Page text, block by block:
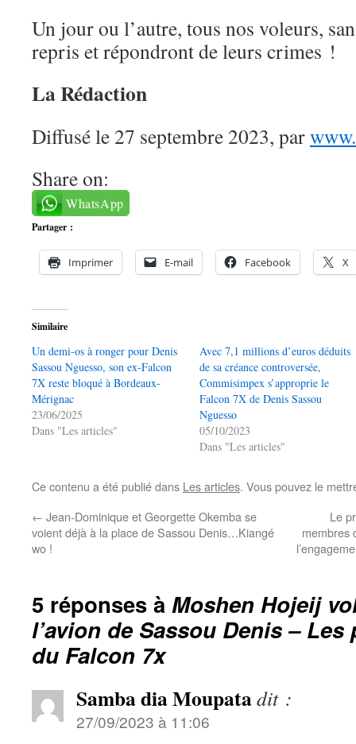
Un jour ou l’autre, tous nos voleurs,
repris et répondront de leurs crimes !
La Rédaction
Diffusé le 27 septembre 2023, par
Share on:
WhatsApp
Partager :
Imprimer E-mail Facebook X
Similaire
Un demi-os à ronger pour Denis
Sassou Nguesso, son ex-Falcon
7X reste bloqué à Bordeaux-
Mérignac
23/06/2025
Dans "Les articles"
Avec 7,1 millions d’euros déduits
de sa créance controversée,
Commisimpex s’approprie le
Falcon 7X de Denis Sassou
Nguesso
05/10/2023
Dans "Les articles"
Ce contenu a été publié dans Les articles. Vous pouvez le
← Jean-Dominique et Georgette Okemba se
voient déjà à la place de Sassou Denis…Kiangé
wo !
Le
membres
5 réponses à Moshen Hojeij
l’avion de Sassou Denis –
du Falcon 7x
Samba dia Moupatadit :
27/09/2023 à 11:06